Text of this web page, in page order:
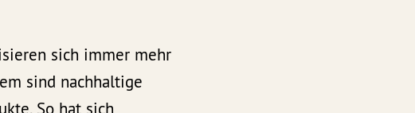
sich immer mehr
sind nachhaltige
So hat sich